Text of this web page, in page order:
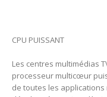
CPU PUISSANT
Les centres multimédias
processeur multicœur
de toutes les